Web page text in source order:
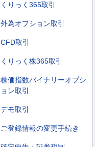
くりっく365取引
外為オプション取引
CFD取引
くりっく株365取引
株価指数バイナリーオプシ
ョン取引
デモ取引
ご登録情報の変更手続き